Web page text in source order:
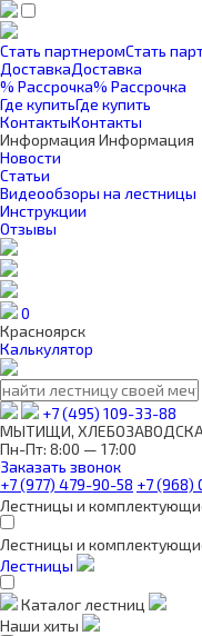
Стать партнеромСтать
ДоставкаДоставка
% Рассрочка% Рассрочка
Где купитьГде купить
КонтактыКонтакты
Информация Информация
Новости
Статьи
Видеообзоры на лестницы
Инструкции
Отзывы
0
Красноярск
Калькулятор
+7 (495) 109-33-88
МЫТИЩИ,
Пн-Пт: 8:00 — 17:00
Заказать звонок
+7 (977) 479-90-58 +7 (968)
Лестницы и
Лестницы и
Лестницы
Каталог лестниц
Наши хиты